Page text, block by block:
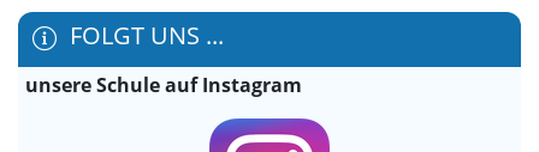
FOLGT UNS ...
unsere Schule auf Instagram